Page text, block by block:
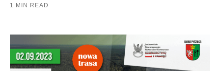
1 MIN READ